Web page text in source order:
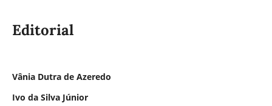
Editorial
Vânia Dutra de Azeredo
Ivo da Silva Júnior